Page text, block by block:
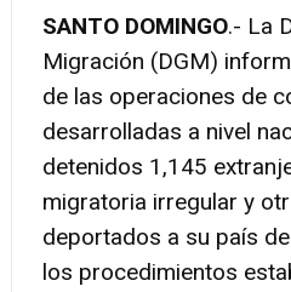
SANTO DOMINGO.- La
Migración (DGM)
de las operaciones de
desarrolladas a nivel
detenidos 1,145
migratoria irregular y
deportados a su país
los procedimientos